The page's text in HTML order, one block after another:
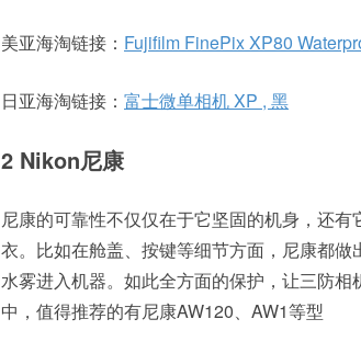
美亚海淘链接： Fujifilm FinePix XP80
日亚海淘链接： 富士微单相机 XP , 黑
2 Nikon尼康
尼康的可靠性不仅仅在于它坚固的机身，还
衣。比如在舱盖、按键等细节方面，尼康都做
水雾进入机器。如此全方面的保护，让三防
中，值得推荐的有尼康AW120、AW1等型